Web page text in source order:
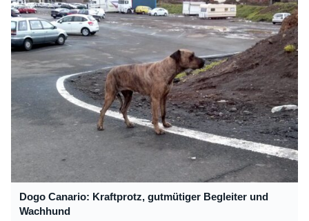
Dogo Canario: Kraftprotz, gutmütiger Begleiter und
Wachhund